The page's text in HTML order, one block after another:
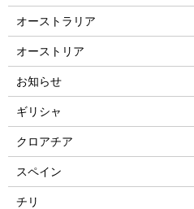
オーストラリア
オーストリア
お知らせ
ギリシャ
クロアチア
スペイン
チリ